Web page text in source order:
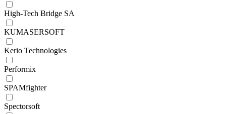
High-Tech Bridge SA
KUMASERSOFT
Kerio Technologies
Performix
SPAMfighter
Spectorsoft